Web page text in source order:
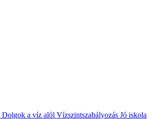
Dolgok a víz alól Vízszintszabályozás Jó iskola